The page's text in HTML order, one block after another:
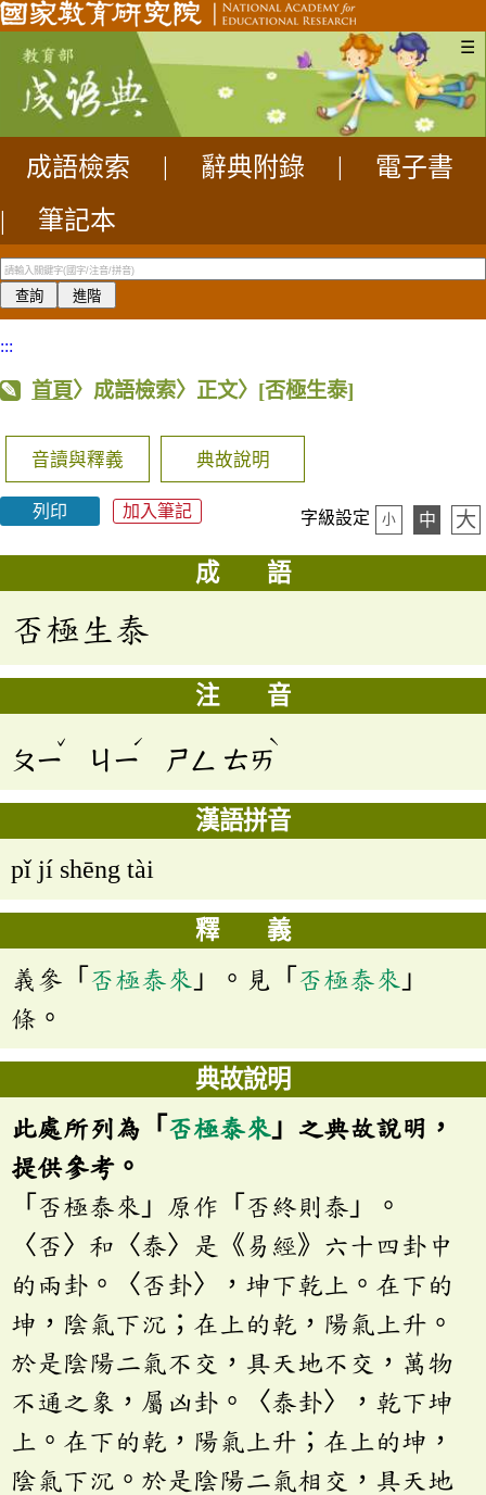
☰
成語檢索 辭典附錄
電子書
|
筆記本
:::
首頁〉成語檢索〉正文〉 [否極生泰]
音讀與釋義 典故說明
列印 加入筆記 字級設定 小 中 大
成 語
否極生泰
注 音
ㄆㄧ
ˇ
ㄐㄧ
ˊ
ㄕㄥ ㄊㄞ
ˋ
漢語拼音
pǐ jí shēng tài
釋 義
義參「 否極泰來 」。見「 否極泰來 」
條。
典故說明
此處所列為「 否極泰來 」之典故說明，
提供參考。
「否極泰來」原作「否終則泰」。
〈否〉和〈泰〉是《易經》六十四卦中
的兩卦。〈否卦〉，坤下乾上。在下的
坤，陰氣下沉；在上的乾，陽氣上升。
於是陰陽二氣不交，具天地不交，萬物
不通之象，屬凶卦。〈泰卦〉，乾下坤
上。在下的乾，陽氣上升；在上的坤，
陰氣下沉。於是陰陽二氣相交，具天地